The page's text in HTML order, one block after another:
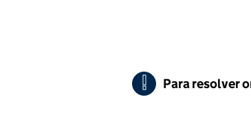
! Importante
Para resolver